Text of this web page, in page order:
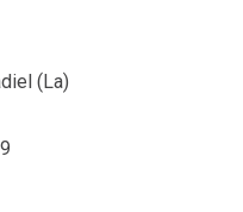
(La)